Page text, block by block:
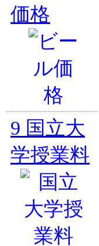
価格
9 国立大
学授業料